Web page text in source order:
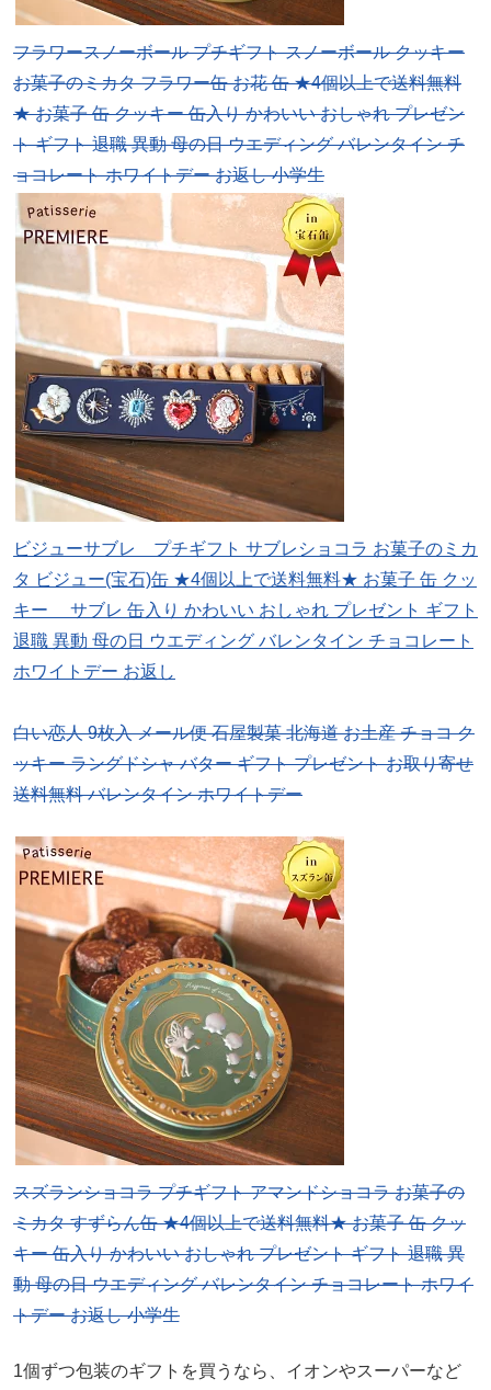
フラワースノーボール プチギフト スノーボール クッキー
お菓子のミカタ フラワー缶 お花 缶 ★4個以上で送料無料
★ お菓子 缶 クッキー 缶入り かわいい おしゃれ プレゼン
ト ギフト 退職 異動 母の日 ウエディング バレンタイン チ
ョコレート ホワイトデー お返し 小学生
ビジューサブレ プチギフト サブレショコラ お菓子のミカ
タ ビジュー(宝石)缶 ★4個以上で送料無料★ お菓子 缶 クッ
キー サブレ 缶入り かわいい おしゃれ プレゼント ギフト
退職 異動 母の日 ウエディング バレンタイン チョコレート
ホワイトデー お返し
白い恋人 9枚入 メール便 石屋製菓 北海道 お土産 チョコ ク
ッキー ラングドシャ バター ギフト プレゼント お取り寄せ
送料無料 バレンタイン ホワイトデー
スズランショコラ プチギフト アマンドショコラ お菓子の
ミカタ すずらん缶 ★4個以上で送料無料★ お菓子 缶 クッ
キー 缶入り かわいい おしゃれ プレゼント ギフト 退職 異
動 母の日 ウエディング バレンタイン チョコレート ホワイ
トデー お返し 小学生
1個ずつ包装のギフトを買うなら、イオンやスーパーなど